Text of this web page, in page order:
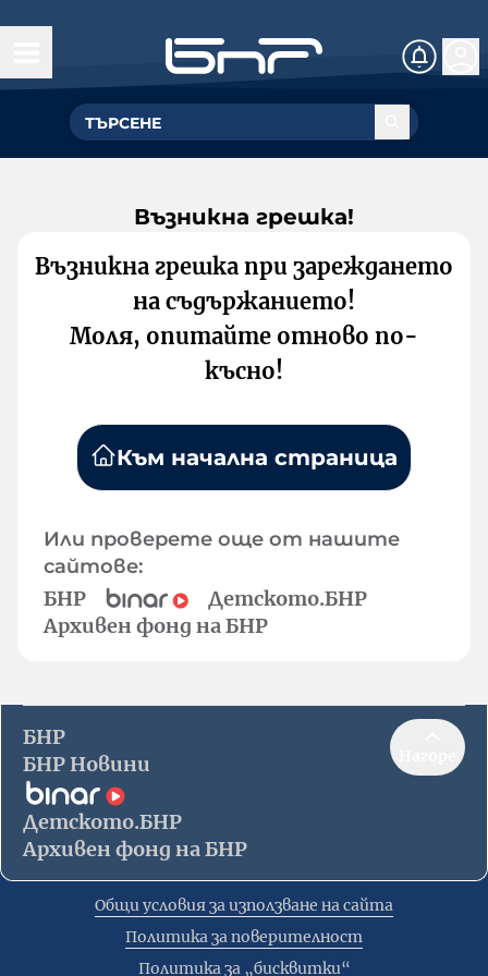
Възникна грешка!
Възникна грешка при зареждането
на съдържанието!
Моля, опитайте отново по-
късно!
Към начална страница
Или проверете още от нашите
сайтове:
БНР
Детското.БНР
Архивен фонд на БНР
БНР
БНР Новини
Детското.БНР
Архивен фонд на БНР
Общи условия за използване на сайта
Политика за поверителност
Политика за „бисквитки“